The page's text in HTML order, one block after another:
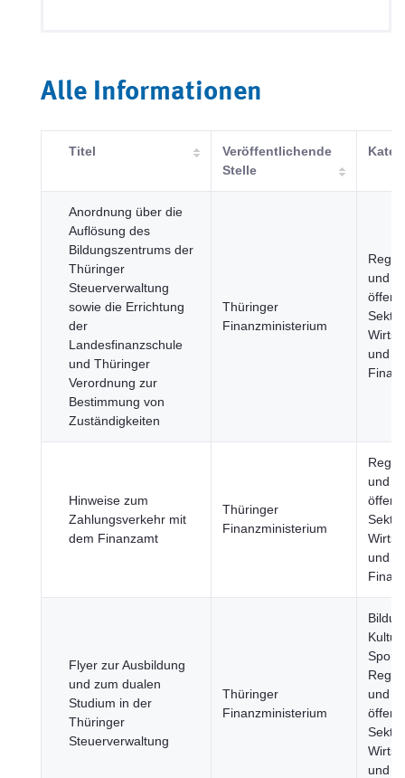
Alle Informationen
Titel
Veröffentlichende
Stelle
Anordnung über die
Auflösung des
Bildungszentrums der
Thüringer
Steuerverwaltung
sowie die Errichtung
der
Landesfinanzschule
und Thüringer
Verordnung zur
Bestimmung von
Zuständigkeiten
Thüringer
Finanzministerium
und
und
Hinweise zum
Zahlungsverkehr mit
dem Finanzamt
Thüringer
Finanzministerium
und
und
Flyer zur Ausbildung
und zum dualen
Studium in der
Thüringer
Steuerverwaltung
Thüringer
Finanzministerium
Kultur
Sport,
und
und